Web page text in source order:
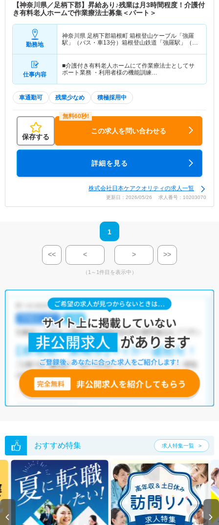
【神奈川県／足柄下郡】昇給あり♪残業は月3時間程度！介護付
き有料老人ホームで作業療法士募集＜パート＞
勤務地
神奈川県 足柄下郡箱根町 箱根登山ケーブル「強羅
駅」（バス・車13分）箱根登山鉄道「強羅駅」（バ
仕事内容
■介護付き有料老人ホームにて作業療法士としてサ
ポート業務 ・利用者様の機能訓練…
車通勤可 残業少なめ 積極採用中
保存する
この求人を問い合わせる
詳細を見る
株式会社日本ケアクオリティの求人一覧
更新日：2026/05/26 求人番号：10203070
1
<< < > >>
（1～1件目を表示中）
おすすめ特集 求人特集一覧